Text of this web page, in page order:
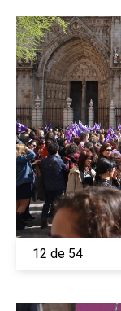
12 de 54